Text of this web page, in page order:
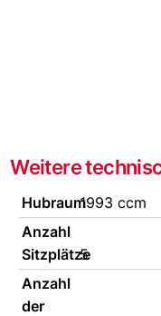
Weitere
Hubraum1993 ccm
Anzahl
Sitzplätze
5
Anzahl
der